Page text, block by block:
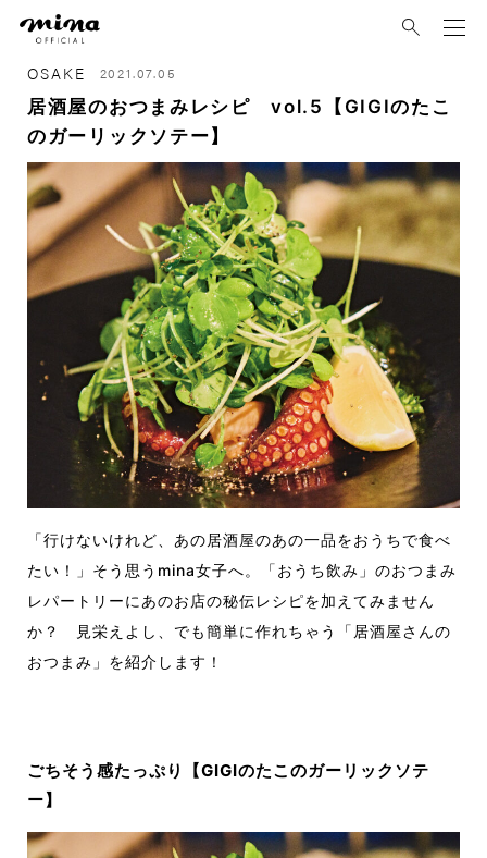
OSAKE 2021.07.05
居酒屋のおつまみレシピ vol.5【GIGIのたこ
のガーリックソテー】
「行けないけれど、あの居酒屋のあの一品をおうちで食べ
たい！」そう思うmina女子へ。「おうち飲み」のおつまみ
レパートリーにあのお店の秘伝レシピを加えてみません
か？ 見栄えよし、でも簡単に作れちゃう「居酒屋さんの
おつまみ」を紹介します！
ごちそう感たっぷり【GIGIのたこのガーリックソテ
ー】